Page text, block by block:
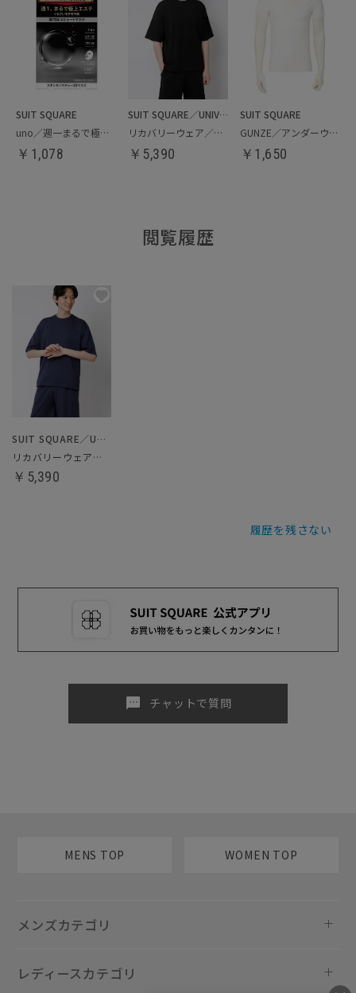
SUIT SQUARE
uno／週一まるで極上エステ。男性用3Dシートマスク
￥ 1,078
SUIT SQUARE／UNIVERSAL LANGUAGE
リカバリーウェア／クルーネックトップス
￥ 5,390
SUIT SQUARE
GUNZE／アンダーウエア
￥ 1,650
閲覧履歴
SUIT SQUARE／UNIVERSAL LANGUAGE
リカバリーウェア／クルーネックトップス
￥5,390
履歴を残さない
sms チャットで質問
MENS TOP WOMEN TOP
メンズカテゴリ
レディースカテゴリ